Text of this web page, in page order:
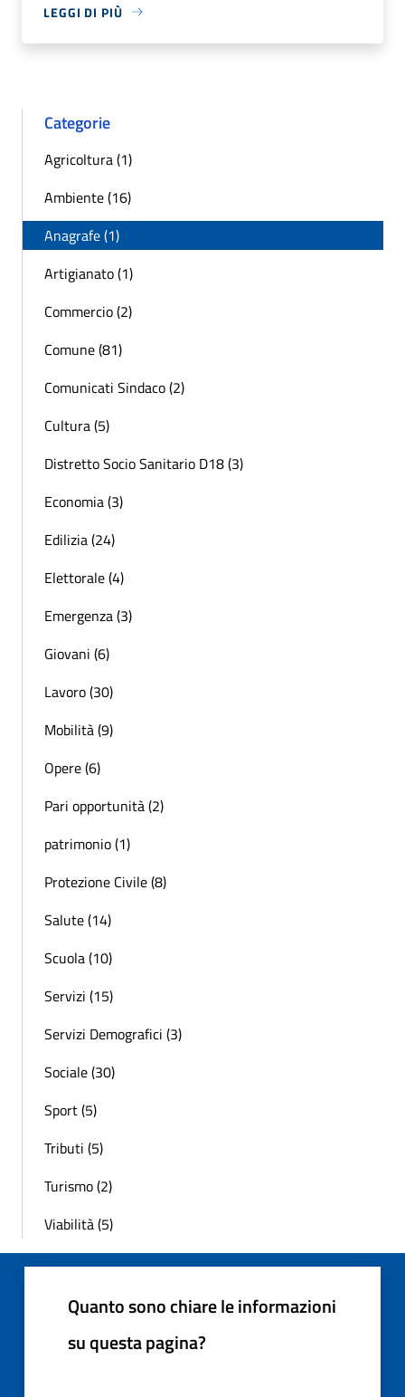
LEGGI DI PIÙ
Categorie
Agricoltura (1)
Ambiente (16)
Anagrafe (1)
Artigianato (1)
Commercio (2)
Comune (81)
Comunicati Sindaco (2)
Cultura (5)
Distretto Socio Sanitario D18 (3)
Economia (3)
Edilizia (24)
Elettorale (4)
Emergenza (3)
Giovani (6)
Lavoro (30)
Mobilità (9)
Opere (6)
Pari opportunità (2)
patrimonio (1)
Protezione Civile (8)
Salute (14)
Scuola (10)
Servizi (15)
Servizi Demografici (3)
Sociale (30)
Sport (5)
Tributi (5)
Turismo (2)
Viabilità (5)
Quanto sono chiare le informazioni
su questa pagina?